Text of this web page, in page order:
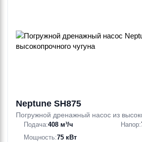
Neptune SH875
Погружной дренажный насос из
Подача:408 м³/ч Напор:
Мощность:75 кВт